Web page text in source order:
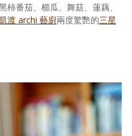
番茄、櫛瓜、舞菇、蓮藕、
渡 archi 藝廚兩度驚艷的三星